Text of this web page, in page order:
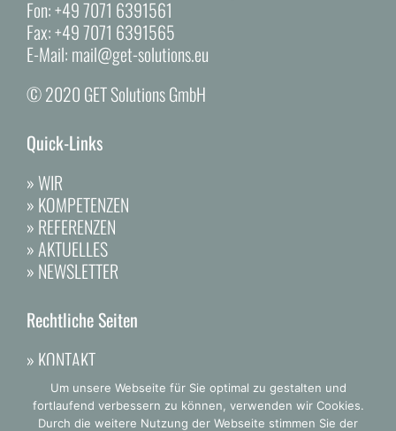
Fon:+49 7071 6391561
Fax:+49 7071 6391565
E-Mail: mail@get-solutions.eu
© 2020 GET Solutions GmbH
Quick-Links
»WIR
» KOMPETENZEN
» REFERENZEN
»AKTUELLES
» NEWSLETTER
Rechtliche Seiten
» KONTAKT
DATENSCHUTZ
»IMPRESSUM
Um unsere Webseite für Sie optimal zu gestalten und
fortlaufend verbessern zu können, verwenden wir Cookies.
Durch die weitere Nutzung der Webseite stimmen Sie der